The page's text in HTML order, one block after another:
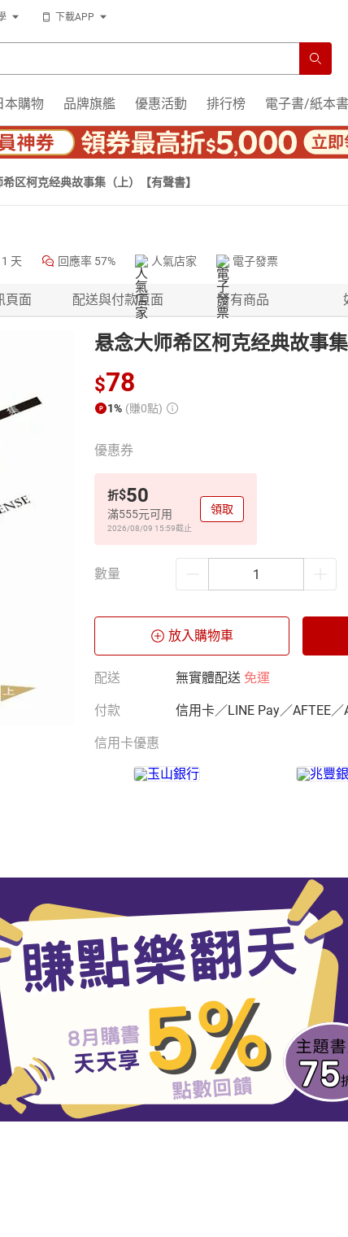
下載APP
本購物 品牌旗艦 優惠活動 排行榜 電子書/紙本書
区柯克经典故事集（上）【有聲書】
1 天 回應率 57% 人氣店家 電子發票
頁面 配送與付款頁面 所有商品
悬念大师希区柯克经典故事
$78
1% (賺0點)
優惠券
折$50
滿555元可用
2026/08/09 15:59截止
領取
數量
放入購物車
配送 無實體配送 免運
付款 信用卡／LINE Pay／AFTEE／
信用卡優惠